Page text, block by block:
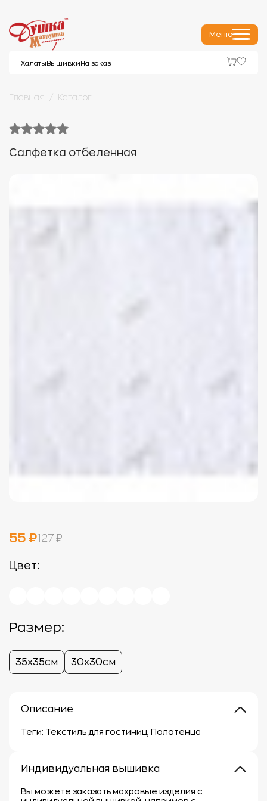
Меню
Халаты Вышивки На заказ
Главная Каталог
Салфетка отбеленная
55 ₽127 ₽
Цвет:
Размер:
35х35см 30х30см
Описание
Теги: Текстиль для гостиниц, Полотенца
Индивидуальная вышивка
Вы можете заказать махровые изделия с